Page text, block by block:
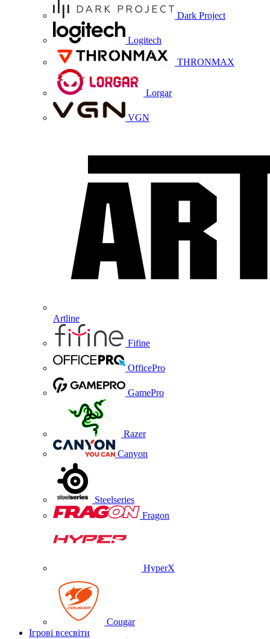
Dark Project
Logitech
THRONMAX
Lorgar
VGN
Artline
Fifine
OfficePro
GamePro
Razer
Canyon
Steelseries
Fragon
HyperX
Cougar
Ігрові всесвіти